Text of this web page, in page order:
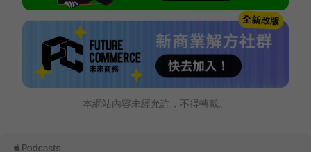
本網站內容未經允許，不得轉載。